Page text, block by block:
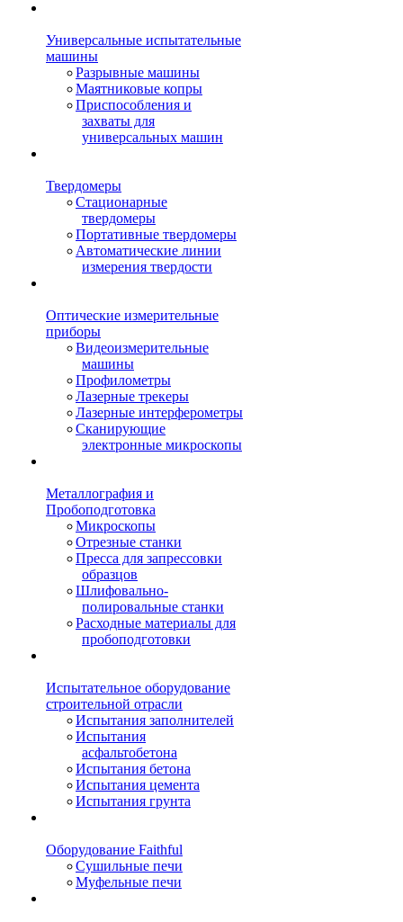
Универсальные испытательные
машины
Разрывные машины
Маятниковые копры
Приспособления и
захваты для
универсальных машин
Твердомеры
Стационарные
твердомеры
Портативные твердомеры
Автоматические линии
измерения твердости
Оптические измерительные
приборы
Видеоизмерительные
машины
Профилометры
Лазерные трекеры
Лазерные интерферометры
Сканирующие
электронные микроскопы
Металлография и
Пробоподготовка
Микроскопы
Отрезные станки
Пресса для запрессовки
образцов
Шлифовально-
полировальные станки
Расходные материалы для
пробоподготовки
Испытательное оборудование
строительной отрасли
Испытания заполнителей
Испытания
асфальтобетона
Испытания бетона
Испытания цемента
Испытания грунта
Оборудование Faithful
Сушильные печи
Муфельные печи